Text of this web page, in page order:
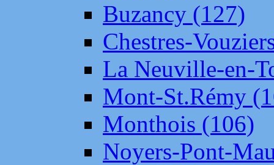
Buzancy (127)
Chestres-
La Neuville-en-
Mont-St.Rémy
Monthois (106)
Noyers-Pont-